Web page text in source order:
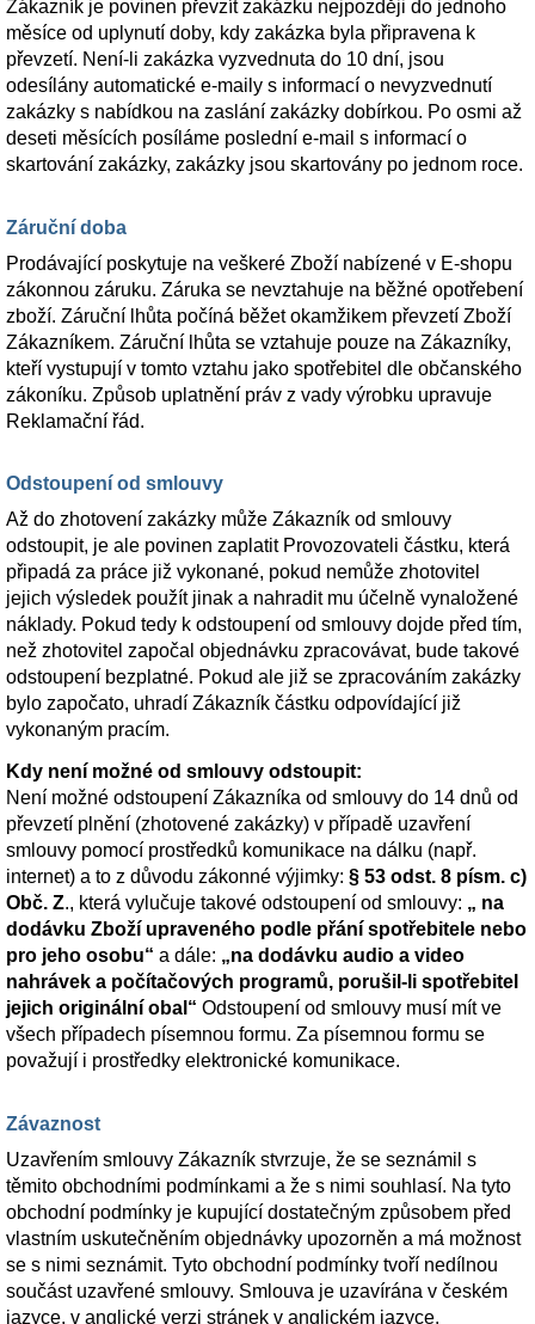
Zákazník je povinen převzít zakázku nejpozději do jednoho
měsíce od uplynutí doby, kdy zakázka byla připravena k
převzetí. Není-li zakázka vyzvednuta do 10 dní, jsou
odesílány automatické e-maily s informací o nevyzvednutí
zakázky s nabídkou na zaslání zakázky dobírkou. Po osmi až
deseti měsících posíláme poslední e-mail s informací o
skartování zakázky, zakázky jsou skartovány po jednom roce.
Záruční doba
Prodávající poskytuje na veškeré Zboží nabízené v E-shopu
zákonnou záruku. Záruka se nevztahuje na běžné opotřebení
zboží. Záruční lhůta počíná běžet okamžikem převzetí Zboží
Zákazníkem. Záruční lhůta se vztahuje pouze na Zákazníky,
kteří vystupují v tomto vztahu jako spotřebitel dle občanského
zákoníku. Způsob uplatnění práv z vady výrobku upravuje
Reklamační řád.
Odstoupení od smlouvy
Až do zhotovení zakázky může Zákazník od smlouvy
odstoupit, je ale povinen zaplatit Provozovateli částku, která
připadá za práce již vykonané, pokud nemůže zhotovitel
jejich výsledek použít jinak a nahradit mu účelně vynaložené
náklady. Pokud tedy k odstoupení od smlouvy dojde před tím,
než zhotovitel započal objednávku zpracovávat, bude takové
odstoupení bezplatné. Pokud ale již se zpracováním zakázky
bylo započato, uhradí Zákazník částku odpovídající již
vykonaným pracím.
Kdy není možné od smlouvy odstoupit:
Není možné odstoupení Zákazníka od smlouvy do 14 dnů od
převzetí plnění (zhotovené zakázky) v případě uzavření
smlouvy pomocí prostředků komunikace na dálku (např.
internet) a to z důvodu zákonné výjimky: § 53 odst. 8 písm. c)
Obč. Z., která vylučuje takové odstoupení od smlouvy: „ na
dodávku Zboží upraveného podle přání spotřebitele nebo
pro jeho osobu“ a dále: „na dodávku audio a video
nahrávek a počítačových programů, porušil-li spotřebitel
jejich originální obal“ Odstoupení od smlouvy musí mít ve
všech případech písemnou formu. Za písemnou formu se
považují i prostředky elektronické komunikace.
Závaznost
Uzavřením smlouvy Zákazník stvrzuje, že se seznámil s
těmito obchodními podmínkami a že s nimi souhlasí. Na tyto
obchodní podmínky je kupující dostatečným způsobem před
vlastním uskutečněním objednávky upozorněn a má možnost
se s nimi seznámit. Tyto obchodní podmínky tvoří nedílnou
součást uzavřené smlouvy. Smlouva je uzavírána v českém
jazyce, v anglické verzi stránek v anglickém jazyce.